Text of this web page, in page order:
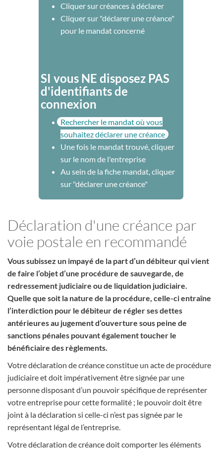
Cliquer sur créances à déclarer
Cliquer sur "déclarer une créance"
pour le mandat concerné
SI vous NE disposez PAS
d'identifiants de
connexion
Rechercher le mandat où vous
souhaitez déclarer une créance
Une fois le mandat trouvé, cliquer
sur le nom de l'entreprise
Au sein de la fiche mandat, cliquer
sur "déclarer une créance"
Déclaration d'une créance par
voie postale en recommandé
Vous subissez un impayé de la part d’un débiteur qui vient
de faire l’objet d’une procédure de sauvegarde, de
redressement judiciaire ou de liquidation judiciaire.
Quelle que soit la nature de la procédure, celle-ci entraîne
l’interdiction pour le débiteur de régler ses dettes
antérieures au jugement d’ouverture sous peine de
sanctions pénales pouvant également toucher le
bénéficiaire des règlements.
Votre déclaration de créance constitue un acte de procédure
judiciaire et doit impérativement être signée par une
personne disposant d’un pouvoir spécifique de représenter
votre entreprise pour cette formalité ; le pouvoir doit être
joint à la déclaration si celle-ci n’est pas signée par le
représentant légal de l’entreprise.
Votre déclaration de créance doit comporter les éléments